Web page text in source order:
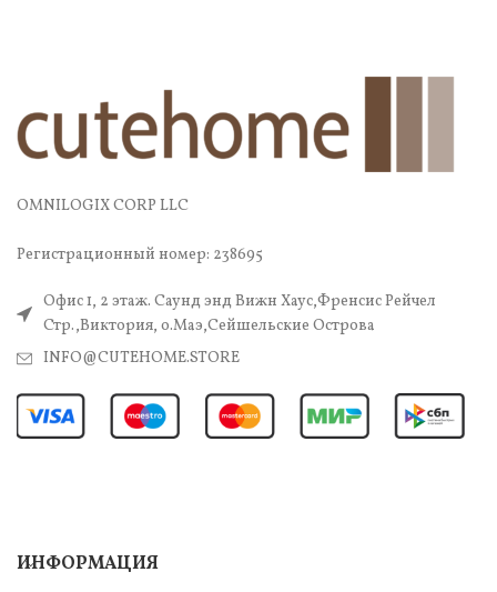
OMNILOGIX CORP LLC
Регистрационный номер: 238695
Офис 1, 2 этаж. Саунд энд Вижн Хаус,Френсис Рейчел
Стр.,Виктория, о.Маэ,Сейшельские Острова
INFO@CUTEHOME.STORE
ИНФОРМАЦИЯ